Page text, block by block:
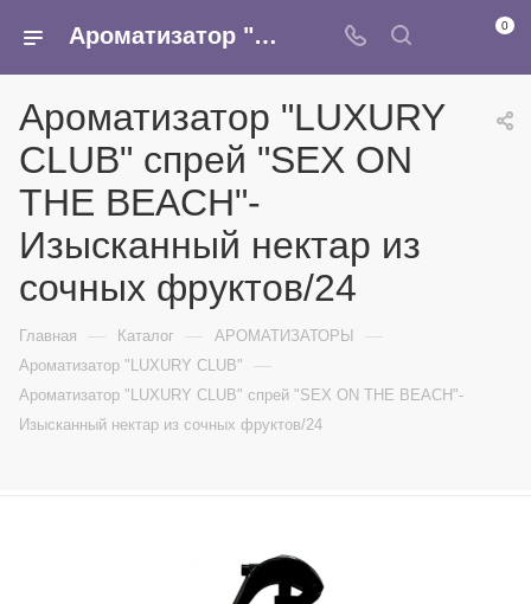
Ароматизатор "LUXURY CLUB" спрей "SEX ON THE BEACH"- Изысканный нектар из сочных фруктов/24 - купить в интернет-магазине Армина 0
Ароматизатор "LUXURY
CLUB" спрей "SEX ON
THE BEACH"-
Изысканный нектар из
сочных фруктов/24
Главная — Каталог — АРОМАТИЗАТОРЫ —
Ароматизатор "LUXURY CLUB" —
Ароматизатор "LUXURY CLUB" спрей "SEX ON THE BEACH"-
Изысканный нектар из сочных фруктов/24